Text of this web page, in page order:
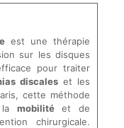
est une thérapie
sur les disques
pour traiter
discaleset les
cette méthode
la mobilitéet de
chirurgicale.